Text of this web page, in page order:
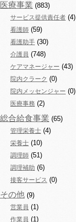
医療事業 (883)
サービス提供責任者 (4)
看護師 (59)
看護助手 (30)
介護員 (748)
ケアマネージャー (43)
院内クラーク (0)
院内メッセンジャー (0)
医療事務 (2)
総合給食事業 (65)
管理栄養士 (4)
栄養士 (10)
調理師 (51)
調理補助 (6)
接客サービス (0)
その他 (9)
営業員 (1)
作業員 (1)